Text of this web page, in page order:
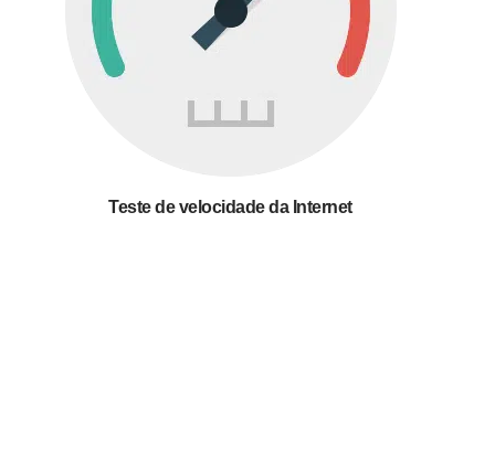
Teste de velocidade da Internet